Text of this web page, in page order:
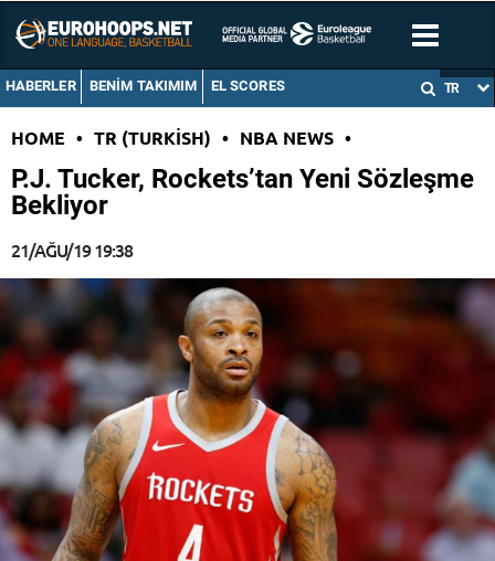
HABERLER BENIM TAKIMIM EL SCORES TR
HOME • TR (TURKISH) • NBA NEWS •
P.J. Tucker, Rockets’tan Yeni Sözleşme
Bekliyor
21/AĞU/19 19:38